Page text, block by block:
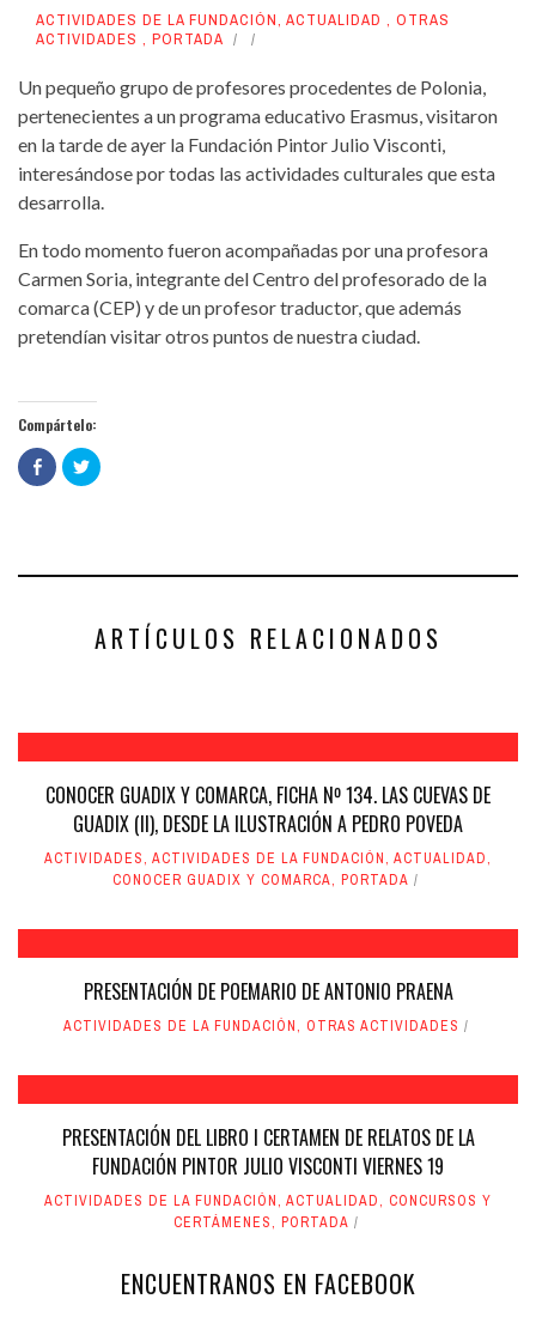
ACTIVIDADES DE LA FUNDACIÓN, ACTUALIDAD , OTRAS
ACTIVIDADES , PORTADA
Un pequeño grupo de profesores procedentes de Polonia,
pertenecientes a un programa educativo Erasmus, visitaron
en la tarde de ayer la Fundación Pintor Julio Visconti,
interesándose por todas las actividades culturales que esta
desarrolla.
En todo momento fueron acompañadas por una profesora
Carmen Soria, integrante del Centro del profesorado de la
comarca (CEP) y de un profesor traductor, que además
pretendían visitar otros puntos de nuestra ciudad.
Compártelo:
Haz
clic
para
en
Haz
clic
en
ARTÍCULOS RELACIONADOS
CONOCER GUADIX Y COMARCA, FICHA Nº 134. LAS CUEVAS DE
GUADIX (II), DESDE LA ILUSTRACIÓN A PEDRO POVEDA
ACTIVIDADES, ACTIVIDADES DE LA FUNDACIÓN, ACTUALIDAD,
CONOCER GUADIX Y COMARCA, PORTADA
PRESENTACIÓN DE POEMARIO DE ANTONIO PRAENA
ACTIVIDADES DE LA FUNDACIÓN, OTRAS ACTIVIDADES
PRESENTACIÓN DEL LIBRO I CERTAMEN DE RELATOS DE LA
FUNDACIÓN PINTOR JULIO VISCONTI VIERNES 19
ACTIVIDADES DE LA FUNDACIÓN, ACTUALIDAD, CONCURSOS Y
CERTÁMENES, PORTADA
ENCUENTRANOS EN FACEBOOK